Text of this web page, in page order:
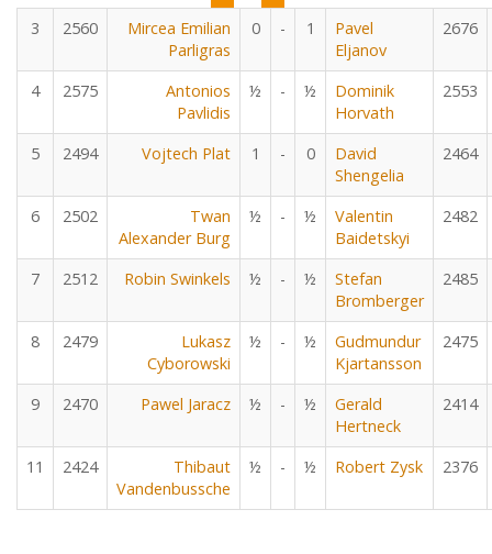
3
2560
Mircea Emilian
Parligras
0 - 1
Pavel
Eljanov
2676
4 2575
Antonios
Pavlidis
½ - ½
Dominik
Horvath
2553
5 2494 Vojtech Plat 1 - 0
David
Shengelia
2464
6 2502
Twan
Alexander Burg
½ - ½
Valentin
Baidetskyi
2482
7 2512 Robin Swinkels ½ - ½
Stefan
Bromberger
2485
8 2479
Lukasz
Cyborowski
½ - ½
Gudmundur
Kjartansson
2475
9 2470 Pawel Jaracz ½ - ½
Gerald
Hertneck
2414
11 2424
Thibaut
Vandenbussche
½ - ½ Robert Zysk 2376